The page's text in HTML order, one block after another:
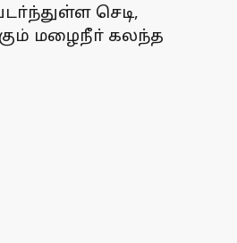
செடி,
மழைநீா் கலந்த